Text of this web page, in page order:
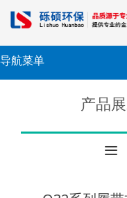
导航菜单
끀
产品